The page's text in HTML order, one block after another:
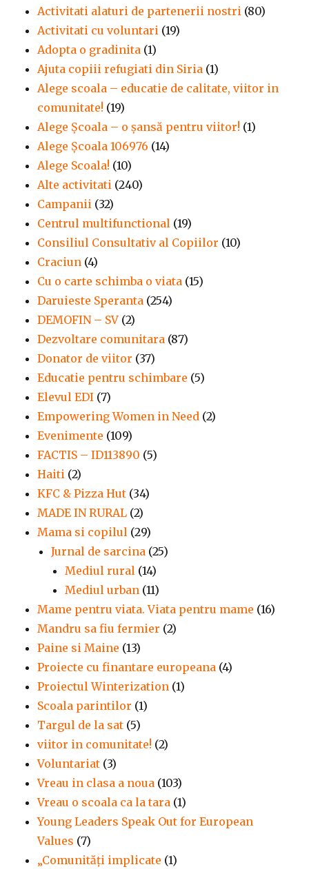
Activitati alaturi de partenerii nostri (80)
Activitati cu voluntari (19)
Adopta o gradinita (1)
Ajuta copiii refugiati din Siria (1)
Alege scoala – educatie de calitate, viitor in
comunitate! (19)
Alege Şcoala – o şansă pentru viitor! (1)
Alege Școala 106976 (14)
Alege Scoala! (10)
Alte activitati (240)
Campanii (32)
Centrul multifunctional (19)
Consiliul Consultativ al Copiilor (10)
Craciun (4)
Cu o carte schimba o viata (15)
Daruieste Speranta (254)
DEMOFIN – SV (2)
Dezvoltare comunitara (87)
Donator de viitor (37)
Educatie pentru schimbare (5)
Elevul EDI (7)
Empowering Women in Need (2)
Evenimente (109)
FACTIS – ID113890 (5)
Haiti (2)
KFC & Pizza Hut (34)
MADE IN RURAL (2)
Mama si copilul (29)
Jurnal de sarcina (25)
Mediul rural (14)
Mediul urban (11)
Mame pentru viata. Viata pentru mame (16)
Mandru sa fiu fermier (2)
Paine si Maine (13)
Proiecte cu finantare europeana (4)
Proiectul Winterization (1)
Scoala parintilor (1)
Targul de la sat (5)
viitor in comunitate! (2)
Voluntariat (3)
Vreau in clasa a noua (103)
Vreau o scoala ca la tara (1)
Young Leaders Speak Out for European
Values (7)
„Comunități implicate (1)